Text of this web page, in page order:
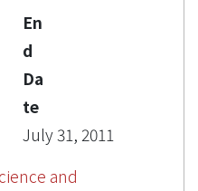
En
d
Da
te
July 31, 2011
and